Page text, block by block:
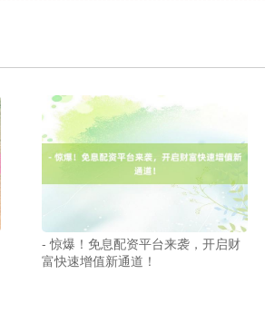
- 惊爆！免息配资平台来袭，开启财
富快速增值新通道！